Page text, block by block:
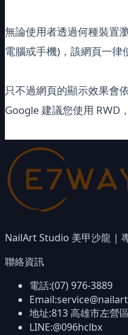
無論使用者透過何種裝置
電腦或手機)，該網頁一律
只不過網頁的顯示效果會
Google 建議您使用 RWD
NailArt Studio 美甲沙龍 |
聯絡資訊
電話:(07) 976-3889
Email:
地址:813高雄市左營
LINE:@096hclbx